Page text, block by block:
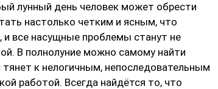
лунный день человек может обрести
настолько четким и ясным, что
все насущные проблемы станут не
В полнолуние можно самому найти
к нелогичным, непоследовательным
работой. Всегда найдётся то, что